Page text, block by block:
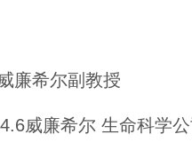
廉希尔副教授
威廉希尔 生命科学